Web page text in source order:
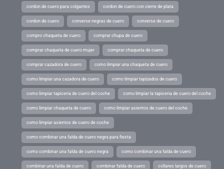
cordon de cuero para colgantes cordon de cuero con cierre de plata
cordon de cuero converse negras de cuero converse de cuero
compro chaqueta de cuero comprar chupa de cuero
comprar chaqueta de cuero mujer comprar chaqueta de cuero
comprar cazadora de cuero como limpiar una chaqueta de cuero
como limpiar una cazadora de cuero como limpiar tapizados de cuero
como limpiar tapiceria de cuero del coche como limpiar la tapiceria de cuero del coche
como limpiar chaqueta de cuero como limpiar asientos de cuero del coche
como limpiar asientos de cuero de coche
como combinar una falda de cuero negra para fiesta
como combinar una falda de cuero negra como combinar una falda de cuero
combinar una falda de cuero combinar falda de cuero collares largos de cuero